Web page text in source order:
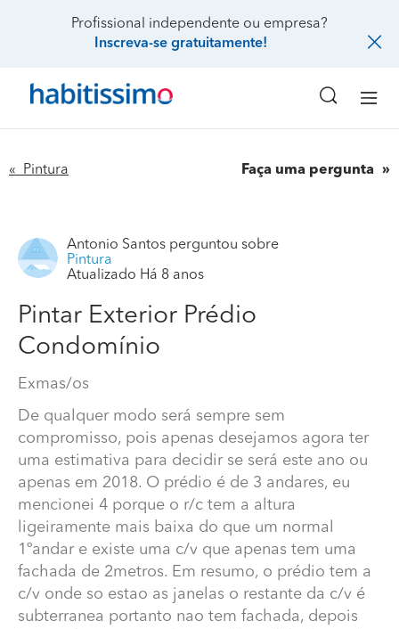
Profissional independente ou empresa?
Inscreva-se gratuitamente!
« Pintura Faça uma pergunta
Pintar Exterior Prédio Condomínio
Antonio Santos perguntou sobre
Pintura
Atualizado Há 8 anos
Pintar Exterior Prédio
Condomínio
Exmas/os
De qualquer modo será sempre sem
compromisso, pois apenas desejamos agora ter
uma estimativa para decidir se será este ano ou
apenas em 2018. O prédio é de 3 andares, eu
mencionei 4 porque o r/c tem a altura
ligeiramente mais baixa do que um normal
1ºandar e existe uma c/v que apenas tem uma
fachada de 2metros. Em resumo, o prédio tem a
c/v onde so estao as janelas o restante da c/v é
subterranea portanto nao tem fachada, depois